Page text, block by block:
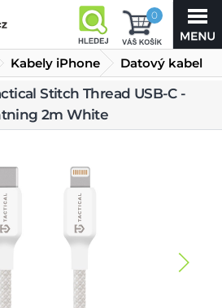
0
Kabely iPhone
Datový kabel
Tactical Stitch
2m White
Stitch Thread USB-C -
2m White